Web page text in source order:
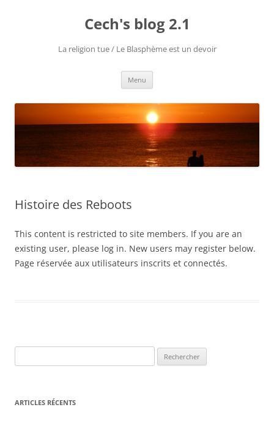
Cech's blog 2.1
La religion tue / Le Blasphème est un devoir
Menu
Histoire des Reboots
This content is restricted to site members. If you are an
existing user, please log in. New users may register below.
Page réservée aux utilisateurs inscrits et connectés.
e
h
ARTICLES RÉCENTS